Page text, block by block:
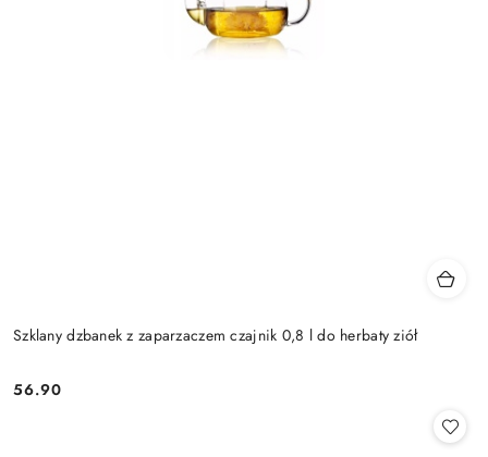
Szklany dzbanek z zaparzaczem czajnik 0,8 l do herbaty ziół
Cena:
56.90